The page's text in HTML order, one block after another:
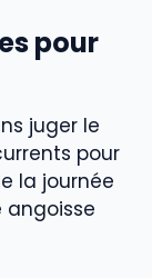
pour
juger le
pour
la journée
angoisse